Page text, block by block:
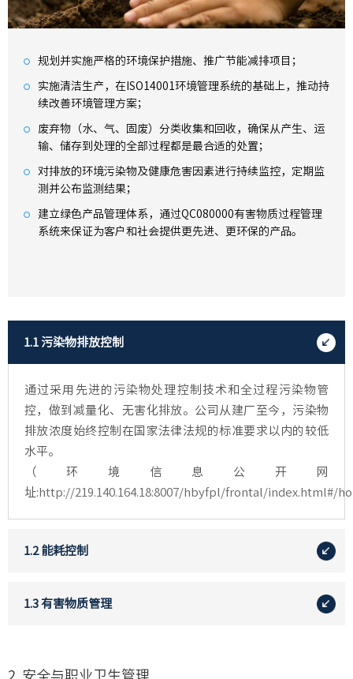
规划并实施严格的环境保护措施、推广节能减排项目；
实施清洁生产，在ISO14001环境管理系统的基础上，推动持
续改善环境管理方案；
废弃物（水、气、固废）分类收集和回收，确保从产生、运
输、储存到处理的全部过程都是最合适的处置；
对排放的环境污染物及健康危害因素进行持续监控，定期监
测并公布监测结果；
建立绿色产品管理体系，通过QC080000有害物质过程管理
系统来保证为客户和社会提供更先进、更环保的产品。
1.1 污染物排放控制
通过采用先进的污染物处理控制技术和全过程污染物管
控，做到减量化、无害化排放。公司从建厂至今，污染物
排放浓度始终控制在国家法律法规的标准要求以内的较低
水平。
（环境信息公开网
址: http://219.140.164.18:8007/hbyfpl/frontal/index.html#/
1.2 能耗控制
1.3 有害物质管理
2. 安全与职业卫生管理